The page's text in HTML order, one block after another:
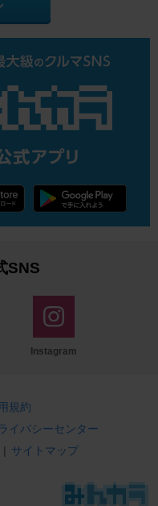
SNS
Instagram
規約
イバシーセンター
| サイトマップ